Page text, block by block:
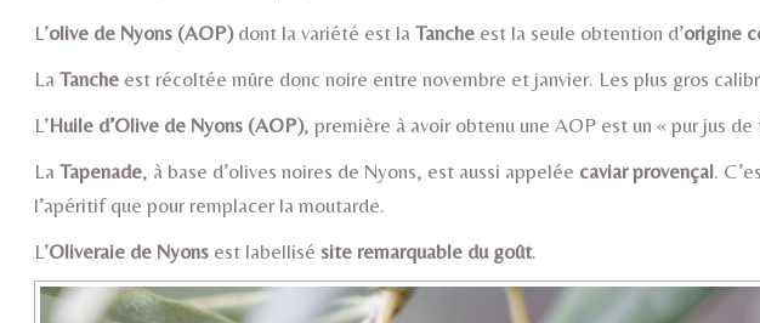
L’olive de Nyons (AOP) dont la variété est la Tanche est la seule obtention d’origine
La Tanche est récoltée mûre donc noire entre novembre et janvier. Les plus gros
L’Huile d’Olive de Nyons (AOP), première à avoir obtenu une AOP est un « pur jus
La Tapenade, à base d’olives noires de Nyons, est aussi appelée caviar provençal.
l’apéritif que pour remplacer la moutarde.
L’Oliveraie de Nyons est labellisé site remarquable du goût.